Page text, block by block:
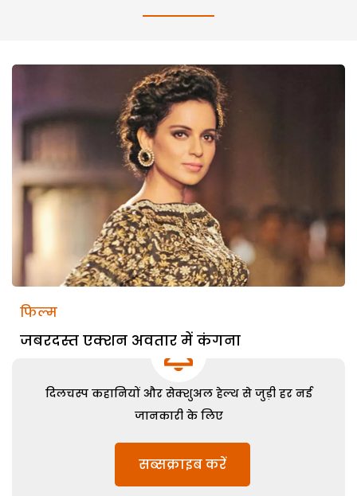
फिल्म
जबरदस्त एक्शन अवतार में कंगना
दिलचस्प कहानियों और सेक्शुअल हेल्थ से जुड़ी हर नई
जानकारी के लिए
सब्सक्राइब करें